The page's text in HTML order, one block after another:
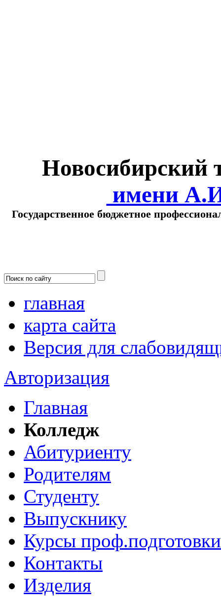
Новосибирский
имени
Государственное бюджетное
главная
карта сайта
Версия для
Авторизация
Главная
Колледж
Абитуриенту
Родителям
Студенту
Выпускнику
Курсы проф.подготовки
Контакты
Изделия